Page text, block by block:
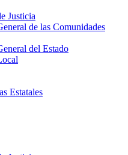
Justicia
de las Comunidades
del Estado
Estatales